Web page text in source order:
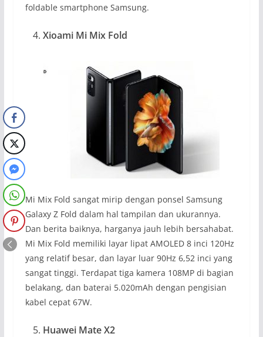
foldable smartphone Samsung.
Xioami Mi Mix Fold
Mi Mix Fold sangat mirip dengan ponsel Samsung
Galaxy Z Fold dalam hal tampilan dan ukurannya.
Dan berita baiknya, harganya jauh lebih bersahabat.
Mi Mix Fold memiliki layar lipat AMOLED 8 inci 120Hz
yang relatif besar, dan layar luar 90Hz 6,52 inci yang
sangat tinggi. Terdapat tiga kamera 108MP di bagian
belakang, dan baterai 5.020mAh dengan pengisian
kabel cepat 67W.
Huawei Mate X2